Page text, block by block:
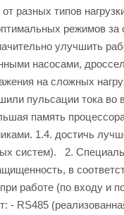
от разных типов
режимов
улучшить
насосами,
на сложных
пульсации тока
память
1.4. достичь
систем). 2.
в
работе (по входу
- RS485